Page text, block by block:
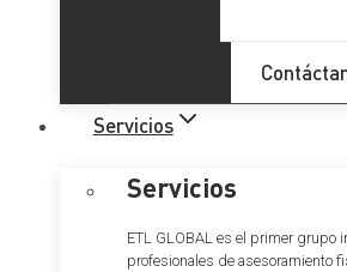
Servicios
Servicios
ETL GLOBAL es el primer grupo
profesionales de asesoramiento